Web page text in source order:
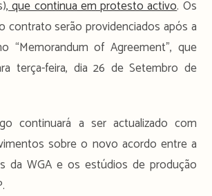
, que continua em protesto activo. Os
contrato serão providenciados após a
“Memorandum of Agreement”, que
terça-feira, dia 26 de Setembro de
continuará a ser actualizado com
sobre o novo acordo entre a
da WGA e os estúdios de produção